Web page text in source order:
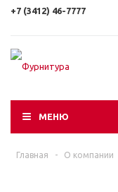
+7 (3412) 46-7777
МЕНЮ
Главная - О компании